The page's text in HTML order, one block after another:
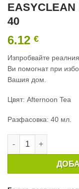
EASYCLEAN
40
6.12 €
Изпробвайте
Ви помогнат при
Вашия дом.
Цвят: Afternoon Tea
Разфасовка: 40 мл.
количество за